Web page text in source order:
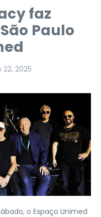
faz
Paulo
22, 2025
o Espaço Unimed